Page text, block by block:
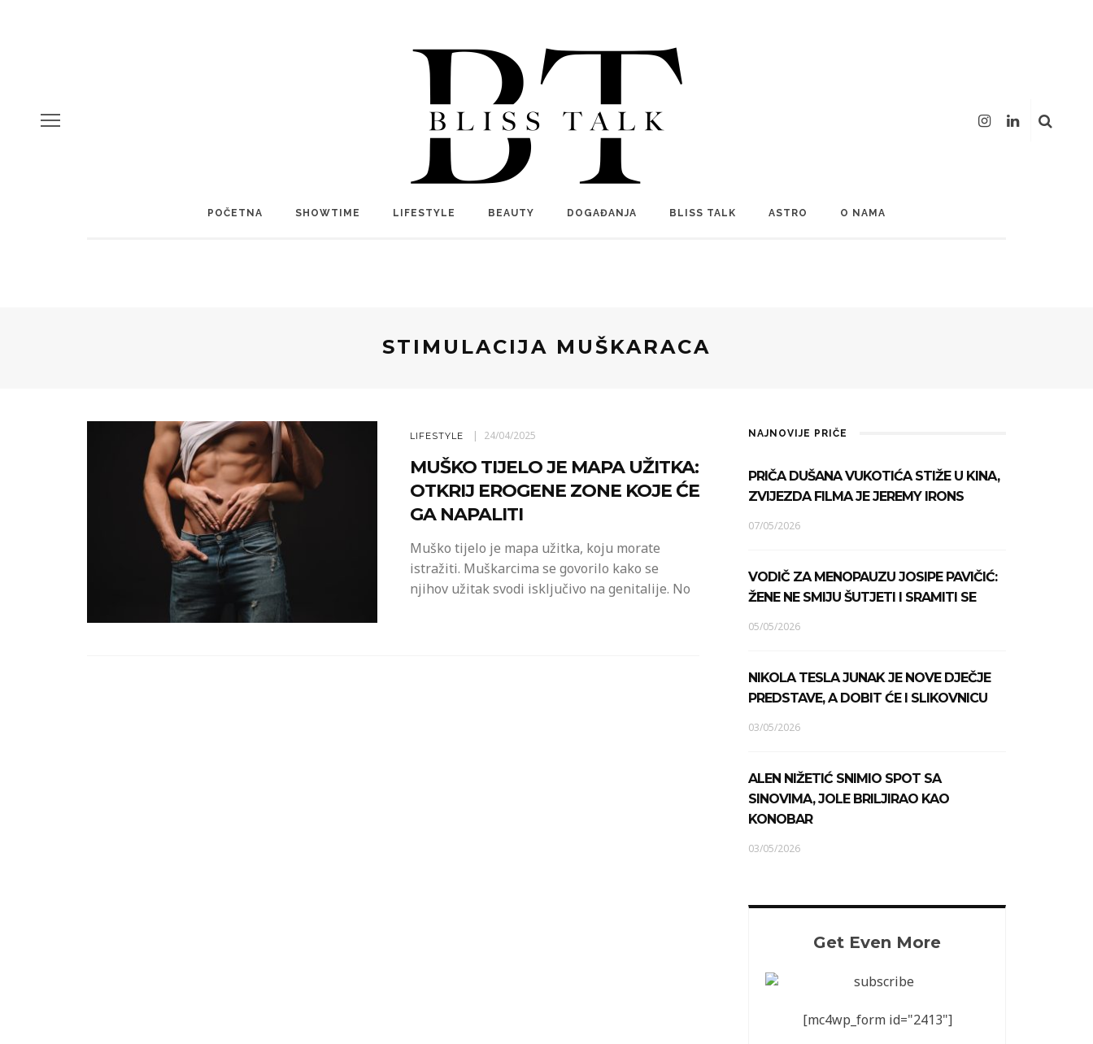
POČETNA SHOWTIME LIFESTYLE BEAUTY DOGAĐANJA BLISS TALK ASTRO O NAMA
STIMULACIJA MUŠKARACA
LIFESTYLE 24/04/2025
MUŠKO TIJELO JE MAPA UŽITKA:
OTKRIJ EROGENE ZONE KOJE ĆE
GA NAPALITI
Muško tijelo je mapa užitka, koju morate
istražiti. Muškarcima se govorilo kako se
njihov užitak svodi isključivo na genitalije. No
NAJNOVIJE PRIČE
PRIČA DUŠANA VUKOTIĆA STIŽE U KINA,
ZVIJEZDA FILMA JE JEREMY IRONS
07/05/2026
VODIČ ZA MENOPAUZU JOSIPE PAVIČIĆ:
ŽENE NE SMIJU ŠUTJETI I SRAMITI SE
05/05/2026
NIKOLA TESLA JUNAK JE NOVE DJEČJE
PREDSTAVE, A DOBIT ĆE I SLIKOVNICU
03/05/2026
ALEN NIŽETIĆ SNIMIO SPOT SA
SINOVIMA, JOLE BRILJIRAO KAO
KONOBAR
03/05/2026
Get Even More
[mc4wp_form id="2413"]